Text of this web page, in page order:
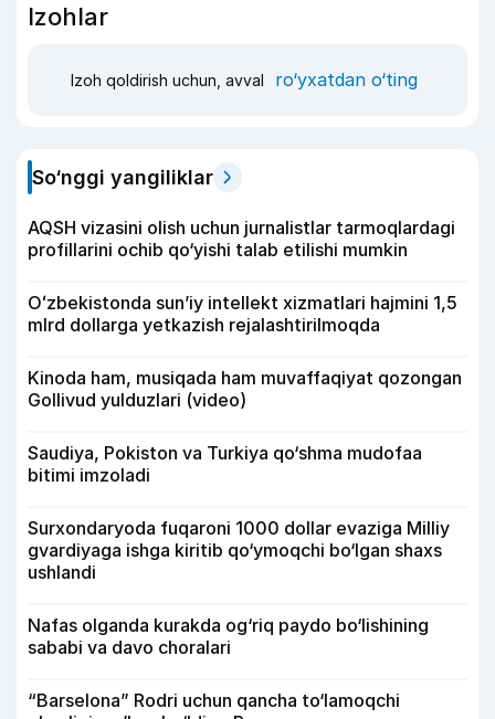
Izohlar
Izoh qoldirish uchun, avval ro‘yxatdan o‘ting
So‘nggi yangiliklar
AQSH vizasini olish uchun jurnalistlar tarmoqlardagi
profillarini ochib qo‘yishi talab etilishi mumkin
Oʻzbekistonda sunʼiy intellekt xizmatlari hajmini 1,5
mlrd dollarga yetkazish rejalashtirilmoqda
Kinoda ham, musiqada ham muvaffaqiyat qozongan
Gollivud yulduzlari (video)
Saudiya, Pokiston va Turkiya qo‘shma mudofaa
bitimi imzoladi
Surxondaryoda fuqaroni 1000 dollar evaziga Milliy
gvardiyaga ishga kiritib qo‘ymoqchi bo‘lgan shaxs
ushlandi
Nafas olganda kurakda og‘riq paydo bo‘lishining
sababi va davo choralari
“Barselona” Rodri uchun qancha to‘lamoqchi